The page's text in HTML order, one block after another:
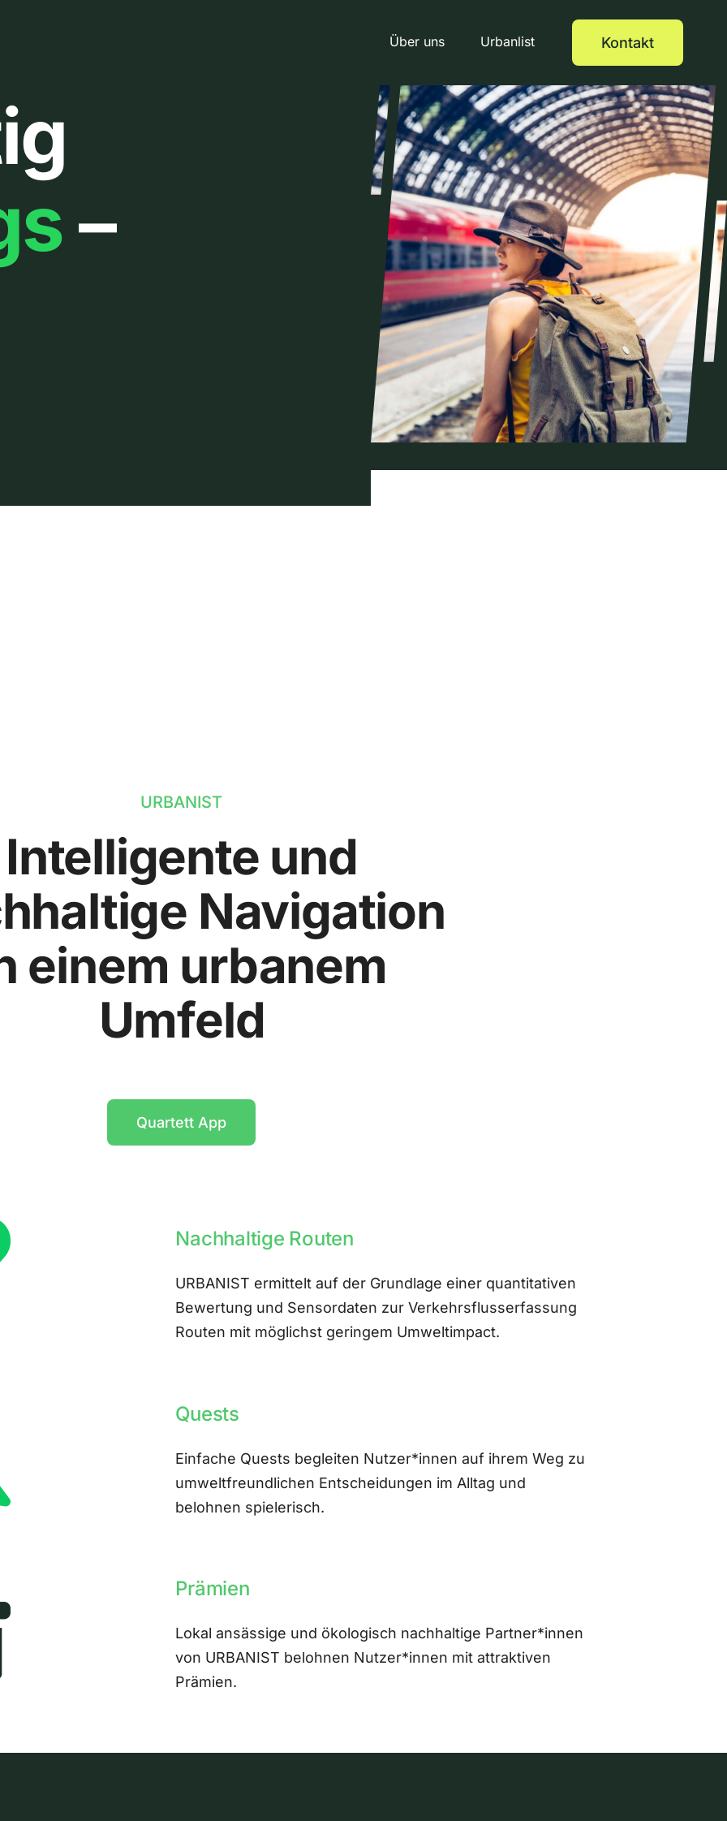
Über uns Urbanlist Kontakt
–
URBANIST
Intelligente und
Navigation
einem urbanem
Umfeld
Quartett App
Nachhaltige Routen
URBANIST ermittelt auf der Grundlage einer quantitativen
Bewertung und Sensordaten zur Verkehrsflusserfassung
Routen mit möglichst geringem Umweltimpact.
Quests
Einfache Quests begleiten Nutzer*innen auf ihrem Weg zu
umweltfreundlichen Entscheidungen im Alltag und
belohnen spielerisch.
Prämien
Lokal ansässige und ökologisch nachhaltige Partner*innen
von URBANIST belohnen Nutzer*innen mit attraktiven
Prämien.